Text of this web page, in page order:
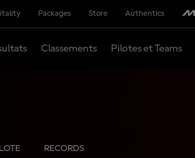
Packages Store Authentics
Classements Pilotes et Teams
RECORDS